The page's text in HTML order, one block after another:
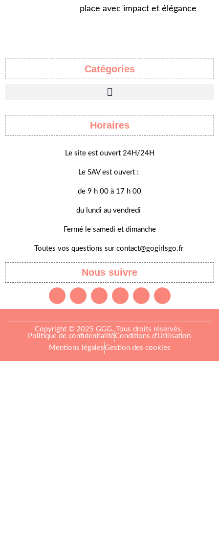
place avec impact et élégance
Catégories
Horaires
Le site est ouvert 24H/24H
Le SAV est ouvert :
de 9 h 00 à 17 h 00
du lundi au vendredi
Fermé le samedi et dimanche
Toutes vos questions sur contact@gogirlsgo.fr
Nous suivre
Copyright © 2025 GGG. Tous droits réservés.
Politique de confidentialitéConditions d'Utilisation
Mentions légalesGestion des cookies